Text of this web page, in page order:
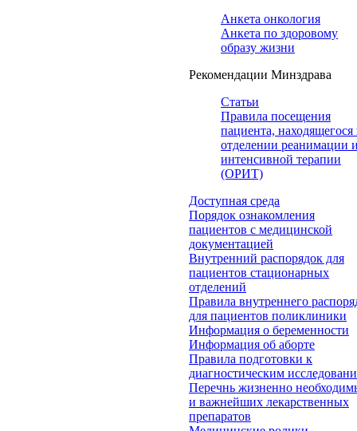
Анкета онкология
Анкета по здоровому
образу жизни
Рекомендации Минздрава
Статьи
Правила посещения
пациента, находящегося
отделении реанимации и
интенсивной терапии
(ОРИТ)
Доступная среда
Порядок ознакомления
пациентов с медицинской
документацией
Внутренний распорядок для
пациентов стационарных
отделений
Правила внутреннего
для пациентов поликлиники
Информация о беременности
Информация об аборте
Правила подготовки к
диагностическим
Перечнь жизненно
и важнейших лекарственных
препаратов